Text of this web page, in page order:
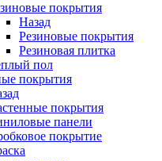
покрытия
Назад
Резиновые покрытия
Резиновая плитка
пол
покрытия
покрытия
панели
покрытие